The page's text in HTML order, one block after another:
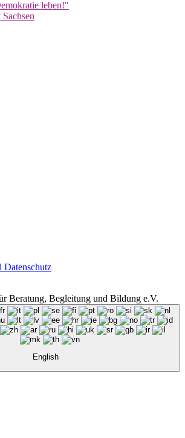
leben!"
Datenschutz
Beratung, Begleitung und Bildung e.V.
English